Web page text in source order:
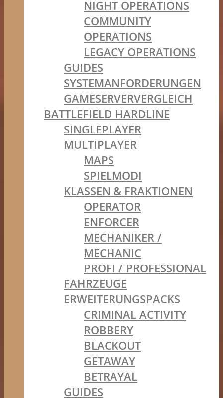
NIGHT OPERATIONS
COMMUNITY
OPERATIONS
LEGACY OPERATIONS
GUIDES
SYSTEMANFORDERUNGEN
GAMESERVERVERGLEICH
BATTLEFIELD HARDLINE
SINGLEPLAYER
MULTIPLAYER
MAPS
SPIELMODI
KLASSEN & FRAKTIONEN
OPERATOR
ENFORCER
MECHANIKER /
MECHANIC
PROFI / PROFESSIONAL
FAHRZEUGE
ERWEITERUNGSPACKS
CRIMINAL ACTIVITY
ROBBERY
BLACKOUT
GETAWAY
BETRAYAL
GUIDES